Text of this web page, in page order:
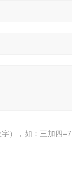
），如：三加四=7